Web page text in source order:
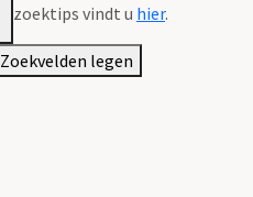
zoektips vindt u hier.
Zoekvelden legen